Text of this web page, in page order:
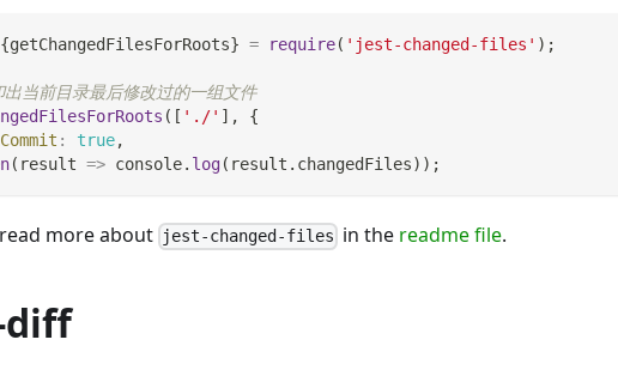
{getChangedFilesForRoots} = require( 'jest-changed-files' ) ;
当前目录最后修改过的一组文件
( [ './' ] ,
{
: true,
( result => console. log( result . changedFiles) ) ;
more about jest-changed-files in the readme file.
diff